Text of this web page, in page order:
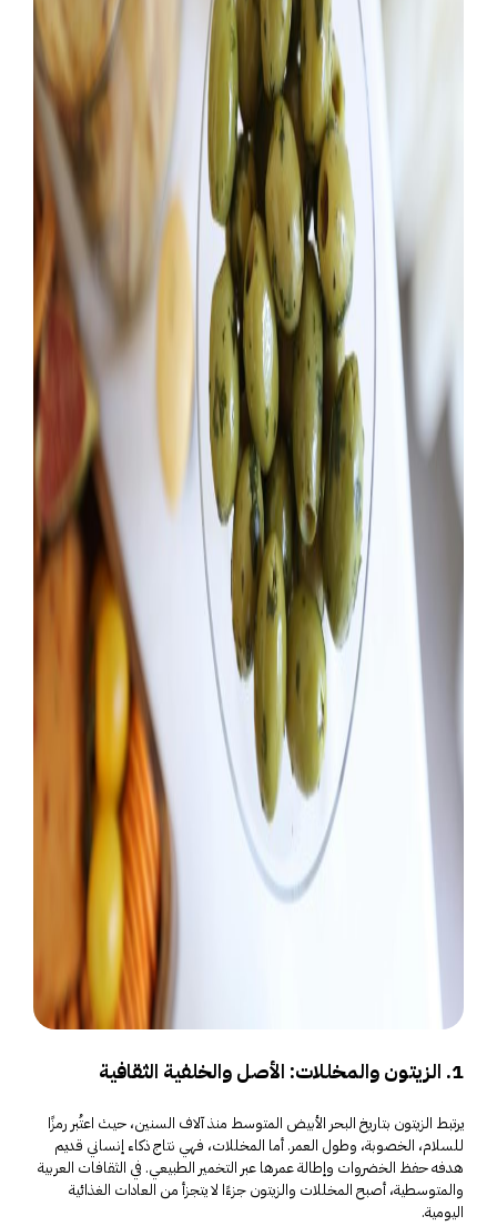
1. الزيتون والمخللات: الأصل والخلفية الثقافية
يرتبط الزيتون بتاريخ البحر الأبيض المتوسط منذ آلاف السنين، حيث اعتُبر رمزًا
للسلام، الخصوبة، وطول العمر. أما المخللات، فهي نتاج ذكاء إنساني قديم
هدفه حفظ الخضروات وإطالة عمرها عبر التخمير الطبيعي. في الثقافات العربية
والمتوسطية، أصبح المخللات والزيتون جزءًا لا يتجزأ من العادات الغذائية
اليومية.